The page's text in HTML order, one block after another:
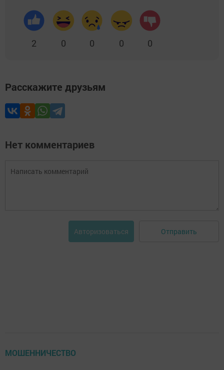
2 0 0 0 0
Расскажите друзьям
Нет комментариев
Авторизоваться Отправить
МОШЕННИЧЕСТВО